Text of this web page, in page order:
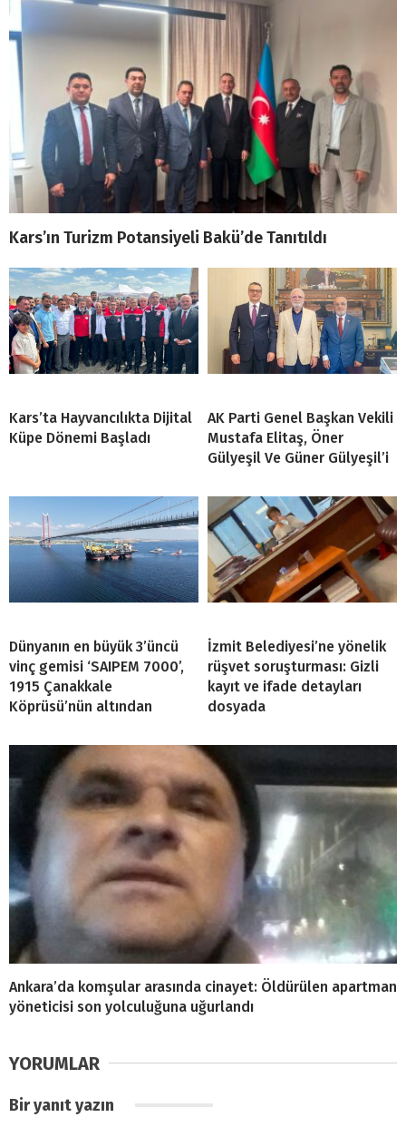
Kars’ın Turizm Potansiyeli Bakü’de Tanıtıldı
Kars’ta Hayvancılıkta Dijital
Küpe Dönemi Başladı
AK Parti Genel Başkan Vekili
Mustafa Elitaş, Öner
Gülyeşil Ve Güner Gülyeşil’i
Dünyanın en büyük 3’üncü
vinç gemisi ‘SAIPEM 7000’,
1915 Çanakkale
Köprüsü’nün altından
İzmit Belediyesi’ne yönelik
rüşvet soruşturması: Gizli
kayıt ve ifade detayları
dosyada
Ankara’da komşular arasında cinayet: Öldürülen apartman
yöneticisi son yolculuğuna uğurlandı
YORUMLAR
Bir yanıt yazın